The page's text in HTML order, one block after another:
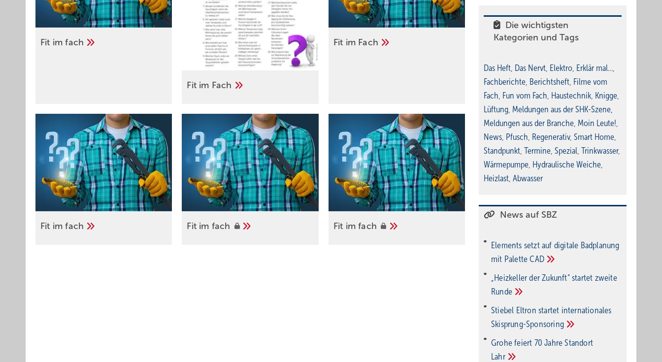
Fit imfach
Fit im Fach
Fit im Fach
Fit imfach Fit im fach Fit imfach
Die wichtigsten
Kategorien und Tags
Das Heft, Das Nervt, Elektro, Erklär mal…,
Fachberichte, Berichtsheft, Filme vom
Fach, Fun vom Fach, Haustechnik, Knigge,
Lüftung, Meldungen aus der SHK-Szene,
Meldungen aus der Branche, Moin Leute!,
News, Pfusch, Regenerativ, Smart Home,
Standpunkt, Termine, Spezial, Trinkwasser,
Wärmepumpe, Hydraulische Weiche,
Heizlast, Abwasser
News auf SBZ
Elements setzt auf di­gi­ta­le Bad­pla­nung
mit PaletteCAD
„Heizkeller der Zu­kunft“ star­tet zwei­te
Run­de
Stiebel Eltron startet internatio­nales
Ski­sprung-Spon­soring
Grohe feiert 70 Jahre Standort
Lahr